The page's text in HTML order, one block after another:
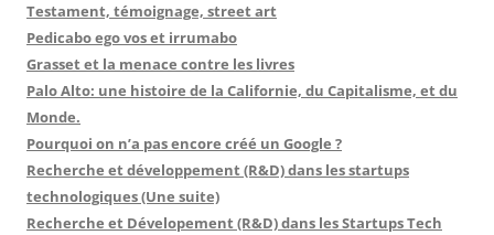
Testament, témoignage, street art
Pedicabo ego vos et irrumabo
Grasset et la menace contre les livres
Palo Alto: une histoire de la Californie, du Capitalisme, et du
Monde.
Pourquoi on n’a pas encore créé un Google ?
Recherche et développement (R&D) dans les startups
technologiques (Une suite)
Recherche et Dévelopement (R&D) dans les Startups Tech